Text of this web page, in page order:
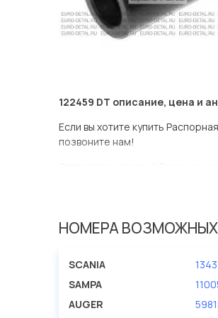
122459 DT описание, цена и
Если вы хотите купить
позвоните нам!
У данной детали есть аналоги с
представлены в большом
производителя DT.
НОМЕРА
SCANIA
SAMPA
AUGER